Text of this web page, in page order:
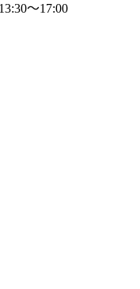
～17:00